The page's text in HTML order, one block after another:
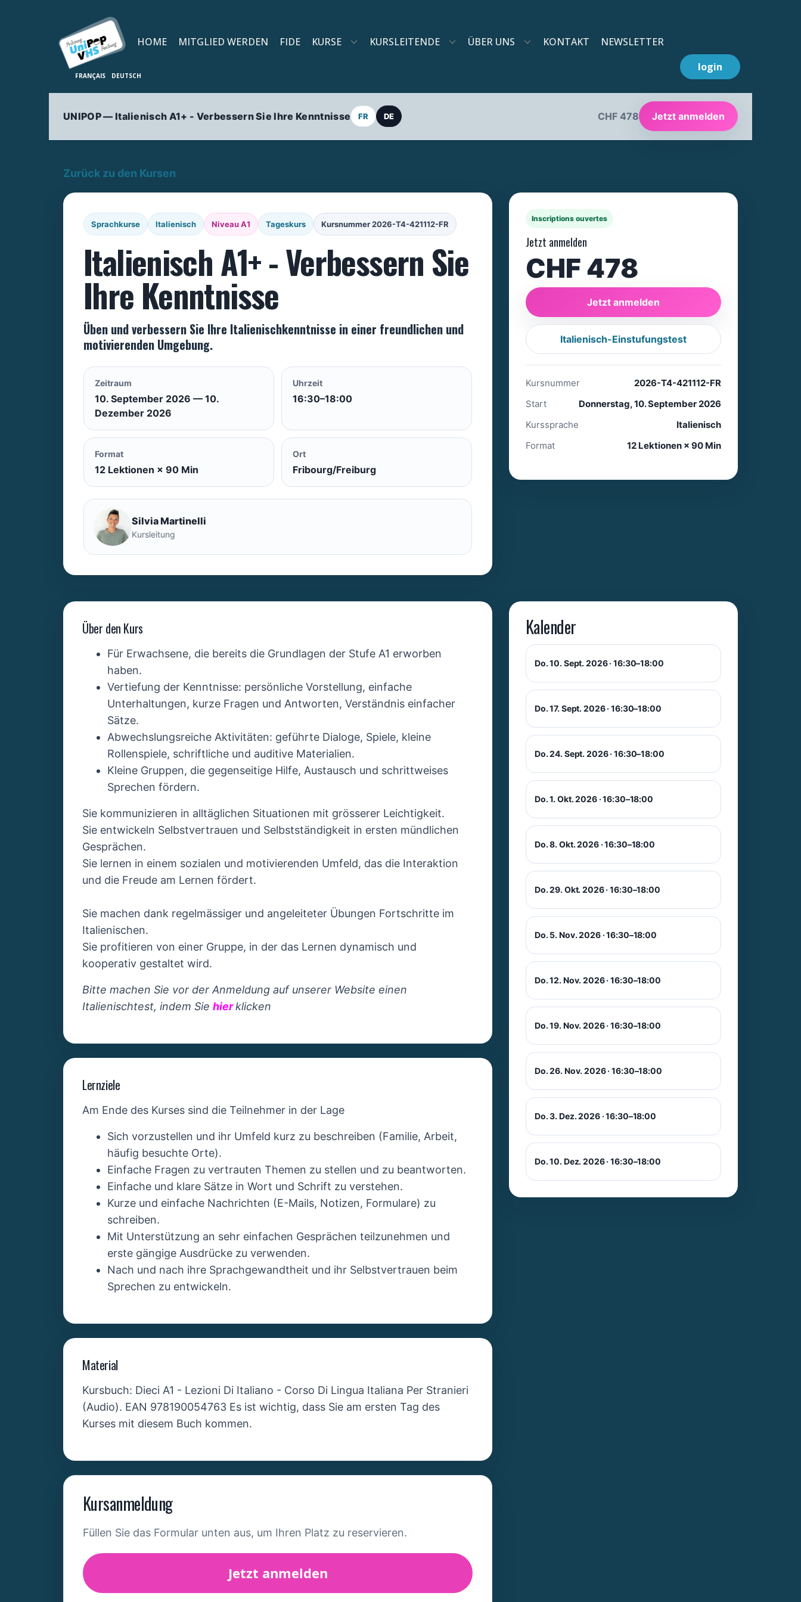
HOME MITGLIED WERDEN FIDE KURSE KURSLEITENDE ÜBER UNS KONTAKT
NEWSLETTER
login
UNIPOP — Italienisch A1+ - Verbessern Sie Ihre Kenntnisse FR DE CHF 478 Jetzt anmelden
Zurück zu den Kursen
Sprachkurse Italienisch Niveau A1 Tageskurs Kursnummer 2026-T4-421112-FR
Italienisch A1+ - Verbessern Sie
Ihre Kenntnisse
Üben und verbessern Sie Ihre Italienischkenntnisse in einer freundlichen und
motivierenden Umgebung.
Zeitraum
10. September 2026 — 10.
Dezember 2026
Uhrzeit
16:30–18:00
Format
12 Lektionen × 90 Min
Ort
Fribourg/Freiburg
Silvia Martinelli
Kursleitung
Inscriptions ouvertes
Jetzt anmelden
CHF 478
Jetzt anmelden
Italienisch-Einstufungstest
Kursnummer
2026-T4-421112-FR
Start
Donnerstag, 10. September 2026
Kurssprache
Italienisch
Format
12 Lektionen × 90 Min
Über den Kurs
Für Erwachsene, die bereits die Grundlagen der Stufe A1 erworben
haben.
Vertiefung der Kenntnisse: persönliche Vorstellung, einfache
Unterhaltungen, kurze Fragen und Antworten, Verständnis einfacher
Sätze.
Abwechslungsreiche Aktivitäten: geführte Dialoge, Spiele, kleine
Rollenspiele, schriftliche und auditive Materialien.
Kleine Gruppen, die gegenseitige Hilfe, Austausch und schrittweises
Sprechen fördern.
Sie kommunizieren in alltäglichen Situationen mit grösserer Leichtigkeit.
Sie entwickeln Selbstvertrauen und Selbstständigkeit in ersten mündlichen
Gesprächen.
Sie lernen in einem sozialen und motivierenden Umfeld, das die Interaktion
und die Freude am Lernen fördert.
Sie machen dank regelmässiger und angeleiteter Übungen Fortschritte im
Italienischen.
Sie profitieren von einer Gruppe, in der das Lernen dynamisch und
kooperativ gestaltet wird.
Bitte machen Sie vor der Anmeldung auf unserer Website einen
Italienischtest, indem Sie hierklicken
Lernziele
Am Ende des Kurses sind die Teilnehmer in der Lage
Sich vorzustellen und ihr Umfeld kurz zu beschreiben (Familie, Arbeit,
häufig besuchte Orte).
Einfache Fragen zu vertrauten Themen zu stellen und zu beantworten.
Einfache und klare Sätze in Wort und Schrift zu verstehen.
Kurze und einfache Nachrichten (E-Mails, Notizen, Formulare) zu
schreiben.
Mit Unterstützung an sehr einfachen Gesprächen teilzunehmen und
erste gängige Ausdrücke zu verwenden.
Nach und nach ihre Sprachgewandtheit und ihr Selbstvertrauen beim
Sprechen zu entwickeln.
Material
Kursbuch: Dieci A1 - Lezioni Di Italiano - Corso Di Lingua Italiana Per Stranieri
(Audio). EAN 978190054763 Es ist wichtig, dass Sie am ersten Tag des
Kurses mit diesem Buch kommen.
Kursanmeldung
Füllen Sie das Formular unten aus, um Ihren Platz zu reservieren.
Jetzt anmelden
Kalender
Do. 10. Sept. 2026 · 16:30–18:00
Do. 17. Sept. 2026 · 16:30–18:00
Do. 24. Sept. 2026 · 16:30–18:00
Do. 1. Okt. 2026 · 16:30–18:00
Do. 8. Okt. 2026 · 16:30–18:00
Do. 29. Okt. 2026 · 16:30–18:00
Do. 5. Nov. 2026 · 16:30–18:00
Do. 12. Nov. 2026 · 16:30–18:00
Do. 19. Nov. 2026 · 16:30–18:00
Do. 26. Nov. 2026 · 16:30–18:00
Do. 3. Dez. 2026 · 16:30–18:00
Do. 10. Dez. 2026 · 16:30–18:00